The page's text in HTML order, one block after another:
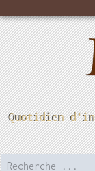
Quotidien